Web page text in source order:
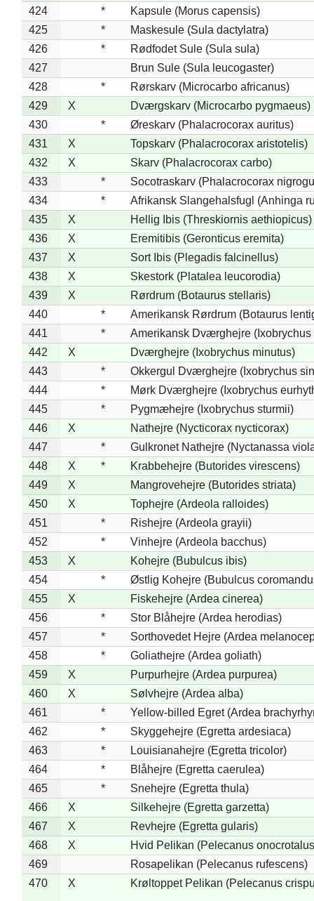
424
*
Kapsule (Morus capensis)
425
*
Maskesule (Sula dactylatra)
426
*
Rødfodet Sule (Sula sula)
427
Brun Sule (Sula leucogaster)
428
*
Rørskarv (Microcarbo africanus)
429
X
Dværgskarv (Microcarbo pygmaeus)
430
*
Øreskarv (Phalacrocorax auritus)
431
X
Topskarv (Phalacrocorax aristotelis)
432
X
Skarv (Phalacrocorax carbo)
433
*
Socotraskarv (Phalacrocorax
434
*
Afrikansk Slangehalsfugl (Anhinga
435
X
Hellig Ibis (Threskiornis aethiopicus)
436
X
Eremitibis (Geronticus eremita)
437
X
Sort Ibis (Plegadis falcinellus)
438
X
Skestork (Platalea leucorodia)
439
X
Rørdrum (Botaurus stellaris)
440
*
Amerikansk Rørdrum (Botaurus
441
*
Amerikansk Dværghejre (Ixobrychus
442
X
Dværghejre (Ixobrychus minutus)
443
*
Okkergul Dværghejre (Ixobrychus
444
*
Mørk Dværghejre (Ixobrychus
445
*
Pygmæhejre (Ixobrychus sturmii)
446
X
Nathejre (Nycticorax nycticorax)
447
*
Gulkronet Nathejre (Nyctanassa
448
X *
Krabbehejre (Butorides virescens)
449
X
Mangrovehejre (Butorides striata)
450
X
Tophejre (Ardeola ralloides)
451
*
Rishejre (Ardeola grayii)
452
*
Vinhejre (Ardeola bacchus)
453
X
Kohejre (Bubulcus ibis)
454
*
Østlig Kohejre (Bubulcus
455
X
Fiskehejre (Ardea cinerea)
456
*
Stor Blåhejre (Ardea herodias)
457
*
Sorthovedet Hejre (Ardea
458
*
Goliathejre (Ardea goliath)
459
X
Purpurhejre (Ardea purpurea)
460
X
Sølvhejre (Ardea alba)
461
*
Yellow-billed Egret (Ardea
462
*
Skyggehejre (Egretta ardesiaca)
463
*
Louisianahejre (Egretta tricolor)
464
*
Blåhejre (Egretta caerulea)
465
*
Snehejre (Egretta thula)
466
X
Silkehejre (Egretta garzetta)
467
X
Revhejre (Egretta gularis)
468
X
Hvid Pelikan (Pelecanus
469
Rosapelikan (Pelecanus rufescens)
470
X Krøltoppet Pelikan (Pelecanus